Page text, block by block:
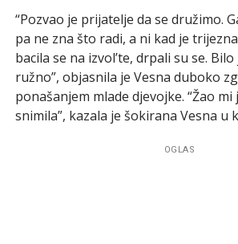
“Pozvao je prijatelje da se družimo.
pa ne zna što radi, a ni kad je
bacila se na izvol’te, drpali su se.
ružno”, objasnila je Vesna duboko
ponašanjem mlade djevojke. “Žao
snimila”, kazala je šokirana Vesna u
OGLAS